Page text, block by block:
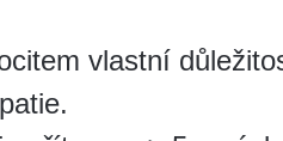
vlastní